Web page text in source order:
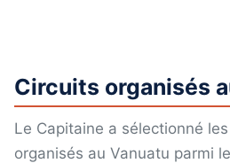
Circuits organisés
Le Capitaine a sélectionné
organisés au Vanuatu parmi